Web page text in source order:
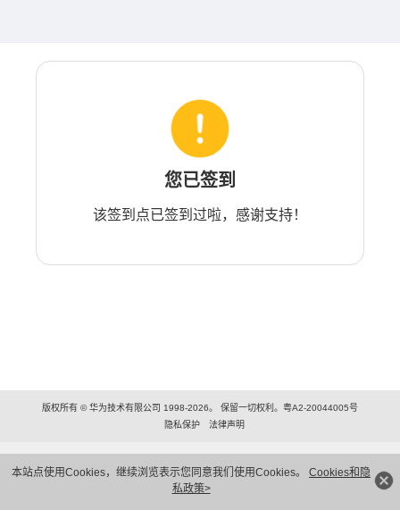
本站点使用Cookies，继续浏览表示您同意我们使用Cookies。 Cookies和隐
私政策>
您已签到
该签到点已签到过啦，感谢支持！
版权所有 © 华为技术有限公司 1998-2026。 保留一切权利。粤A2-20044005号
隐私保护
法律声明